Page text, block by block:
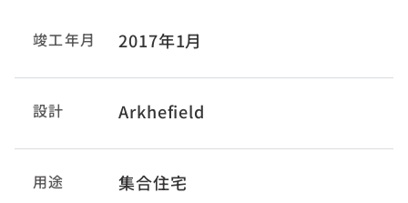
竣工年月 2017年1月
設計 Arkhefield
用途 集合住宅